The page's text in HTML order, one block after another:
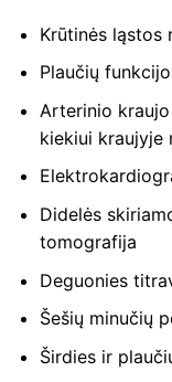
Krūtinės ląstos
Plaučių
Arterinio
kiekiui kraujyje
Didelės
tomografija
Deguonies
Šešių minučių
Širdies ir